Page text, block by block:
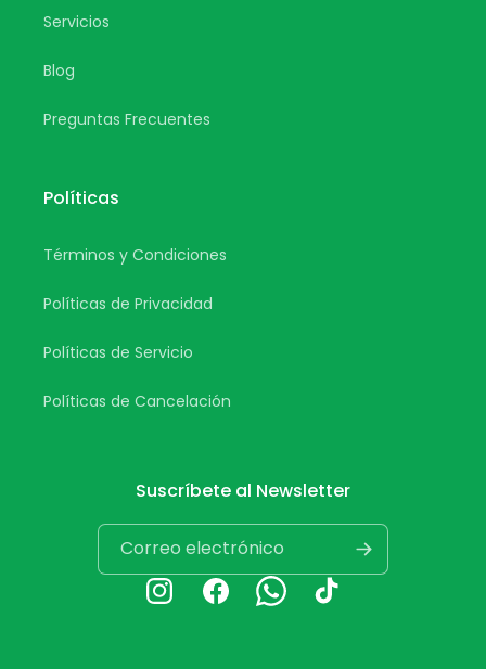
Servicios
Blog
Preguntas Frecuentes
Políticas
Términos y Condiciones
Políticas de Privacidad
Políticas de Servicio
Políticas de Cancelación
Suscríbete al Newsletter
Correo electrónico
InstagramFacebookWhatsappTikTok